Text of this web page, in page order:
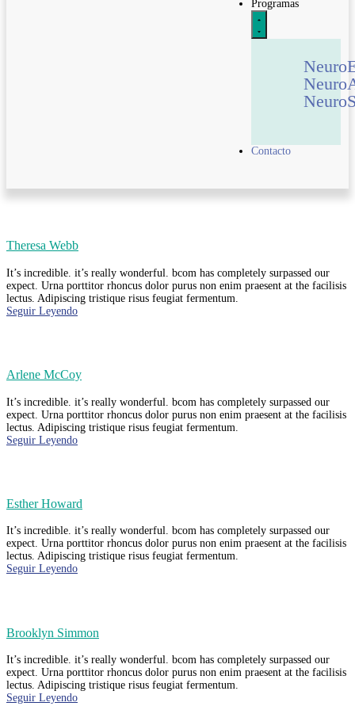
Programas
Contacto
Theresa Webb
It’s incredible. it’s really wonderful. bcom has completely surpassed our
expect. Urna porttitor rhoncus dolor purus non enim praesent at the facilisis
lectus. Adipiscing tristique risus feugiat fermentum.
Seguir Leyendo
Arlene McCoy
It’s incredible. it’s really wonderful. bcom has completely surpassed our
expect. Urna porttitor rhoncus dolor purus non enim praesent at the facilisis
lectus. Adipiscing tristique risus feugiat fermentum.
Seguir Leyendo
Esther Howard
It’s incredible. it’s really wonderful. bcom has completely surpassed our
expect. Urna porttitor rhoncus dolor purus non enim praesent at the facilisis
lectus. Adipiscing tristique risus feugiat fermentum.
Seguir Leyendo
Brooklyn Simmon
It’s incredible. it’s really wonderful. bcom has completely surpassed our
expect. Urna porttitor rhoncus dolor purus non enim praesent at the facilisis
lectus. Adipiscing tristique risus feugiat fermentum.
Seguir Leyendo